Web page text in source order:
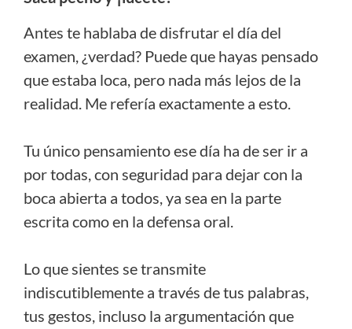
Antes te hablaba de disfrutar el día del
examen, ¿verdad? Puede que hayas pensado
que estaba loca, pero nada más lejos de la
realidad. Me refería exactamente a esto.
Tu único pensamiento ese día ha de ser ir a
por todas, con seguridad para dejar con la
boca abierta a todos, ya sea en la parte
escrita como en la defensa oral.
Lo que sientes se transmite
indiscutiblemente a través de tus palabras,
tus gestos, incluso la argumentación que